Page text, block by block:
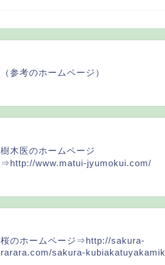
（参考のホームページ）
樹木医のホームページ
⇒http://www.matui-jyumokui.com/
桜のホームページ⇒http://sakura-
rarara.com/sakura-kubiakatuyakamik